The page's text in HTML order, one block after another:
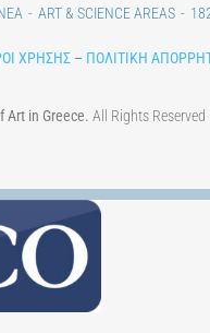
ART & SCIENCE AREAS
ΧΡΗΣΗΣ– ΠΟΛΙΤΙΚΗ
Art in Greece. All Rights